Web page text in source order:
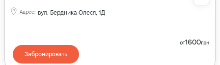
Адрес: вул. Бердника Олеся, 1Д
от1600грн
Забронировать